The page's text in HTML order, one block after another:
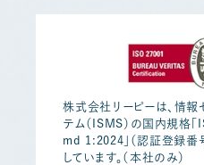
株式会社リーピーは、情報
テム（ISMS）の国内規格
md 1:2024」（認証登録
しています。（本社のみ）